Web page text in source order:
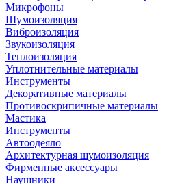
Микрофоны
Шумоизоляция
Виброизоляция
Звукоизоляция
Теплоизоляция
Уплотнительные материалы
Инструменты
Декоративные материалы
Противоскрипичные материалы
Мастика
Инструменты
Автоодеяло
Архитектурная шумоизоляция
Фирменные аксессуары
Наушники